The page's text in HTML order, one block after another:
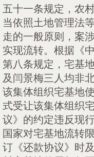
五十一条规定，农
当依照土地管理法
走的一般原则，案
实现流转。根据《
第八条规定，宅基
及闫景梅三人均非
该集体组织宅基地
式受让该集体组织
议》的约定违反现
国家对宅基地流转
订《还款协议》时